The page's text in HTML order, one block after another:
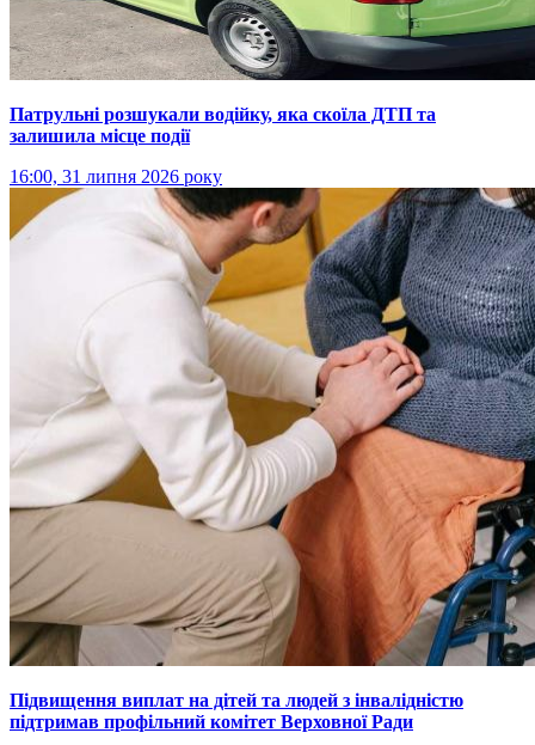
Патрульні розшукали водійку, яка скоїла ДТП та
залишила місце події
16:00, 31 липня 2026 року
Підвищення виплат на дітей та людей з інвалідністю
підтримав профільний комітет Верховної Ради